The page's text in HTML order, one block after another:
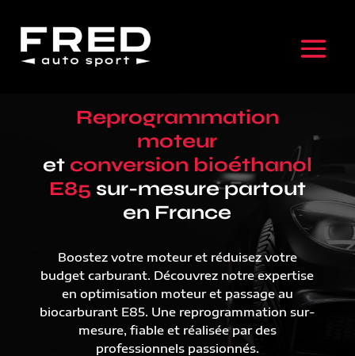
Reprogrammation
moteur
et conversion bioéthanol
E85 sur-mesure partout
en France
Boostez votre moteur et réduisez votre
budget carburant. Découvrez notre expertise
en optimisation moteur et passage au
biocarburant E85. Une reprogrammation sur-
mesure, fiable et réalisée par des
professionnels passionnés.